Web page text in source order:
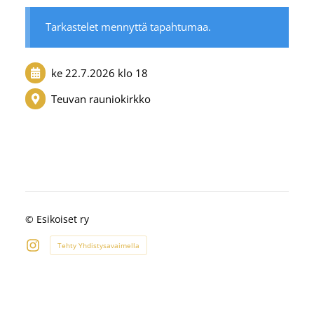
Tarkastelet mennyttä tapahtumaa.
ke 22.7.2026 klo 18
Teuvan rauniokirkko
© Esikoiset ry
Instagram
Tehty Yhdistysavaimella